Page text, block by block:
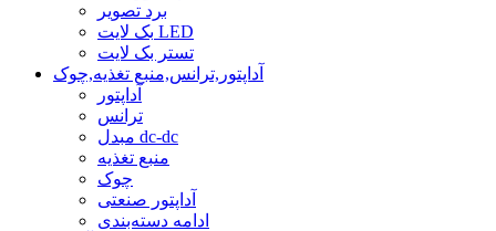
برد تصویر
بک لایت LED
تستر بک لایت
آداپتور,ترانس,منبع تغذیه,چوک
آداپتور
ترانس
مبدل dc-dc
منبع تغذیه
چوک
آداپتور صنعتی
ادامه دسته‌بندی